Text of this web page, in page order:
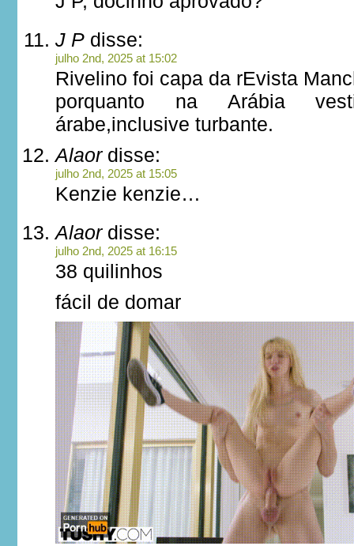
J P disse:
julho 2nd, 2025 at 15:02
Rivelino foi capa da rEvista
porquanto na Arábia
árabe,inclusive turbante.
Alaordisse:
julho 2nd, 2025 at 15:05
Kenzie kenzie…
Alaordisse:
julho 2nd, 2025 at 16:15
38 quilinhos
fácil de domar